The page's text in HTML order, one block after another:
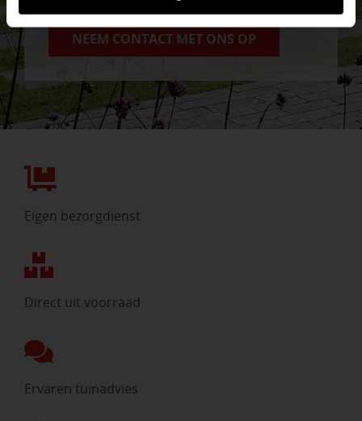
NEEM CONTACT MET ONS OP
Eigen bezorgdienst
Direct uit voorraad
Ervaren tuinadvies